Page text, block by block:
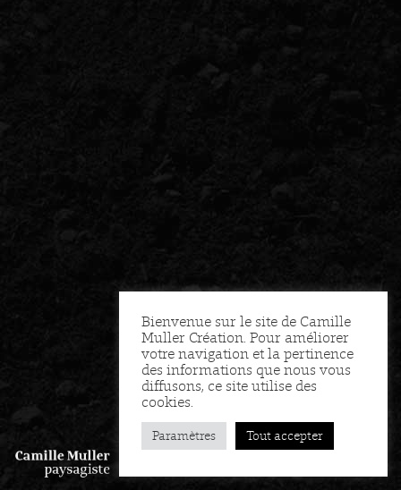
Bienvenue sur le site de Camille
Muller Création. Pour améliorer
votre navigation et la pertinence
des informations que nous vous
diffusons, ce site utilise des
cookies.
Paramètres Tout accepter